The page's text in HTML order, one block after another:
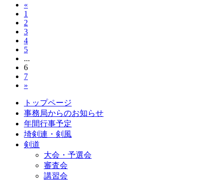
«
1
2
3
4
5
...
6
7
»
トップページ
事務局からのお知らせ
年間行事予定
埼剣連・剣風
剣道
大会・予選会
審査会
講習会